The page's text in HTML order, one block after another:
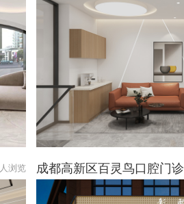
人浏览 成都高新区百灵鸟口腔门诊